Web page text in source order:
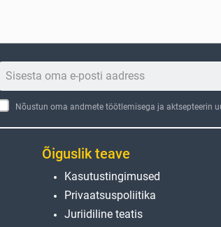
Nõustun oma andmete töötlemisega ja aktsepteerin
Õiguslik teave
Kasutustingimused
Privaatsuspoliitika
Juriidiline teatis